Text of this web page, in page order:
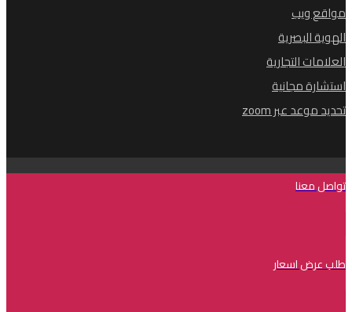
مواقع ويب
الهوية البصرية
العلامات التجارية
استشارة مجانية
تحديد موعد عبر zoom
تواصل معنا
طلب عرض اسعار